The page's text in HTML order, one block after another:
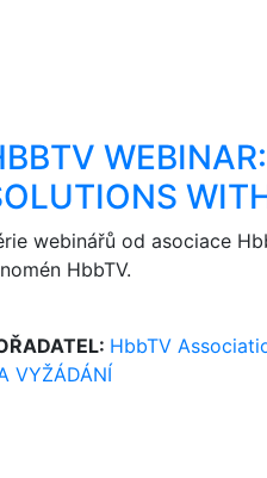
webinářů od asociace
HbbTV.
HbbTV
VYŽÁDÁNÍ